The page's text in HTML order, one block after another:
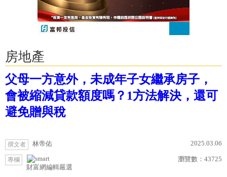
房地產
父母一方意外，未成年子女繼承房子，
會被縮減貸款額度嗎？1方法解決，還可
避免贈與稅
撰文者 林帝佑 2025.03.06
專欄
財富網編輯嚴選
瀏覽數： 43725